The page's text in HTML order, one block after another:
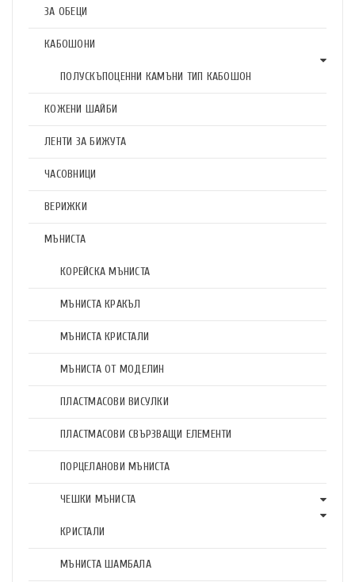
ЗА ОБЕЦИ
КАБОШОНИ
ПОЛУСКЪПОЦЕННИ КАМЪНИ ТИП КАБОШОН
КОЖЕНИ ШАЙБИ
ЛЕНТИ ЗА БИЖУТА
ЧАСОВНИЦИ
ВЕРИЖКИ
МЪНИСТА
КОРЕЙСКА МЪНИСТА
МЪНИСТА КРАКЪЛ
МЪНИСТА КРИСТАЛИ
МЪНИСТА ОТ МОДЕЛИН
ПЛАСТМАСОВИ ВИСУЛКИ
ПЛАСТМАСОВИ СВЪРЗВАЩИ ЕЛЕМЕНТИ
ПОРЦЕЛАНОВИ МЪНИСТА
ЧЕШКИ МЪНИСТА
КРИСТАЛИ
МЪНИСТА ШАМБАЛА